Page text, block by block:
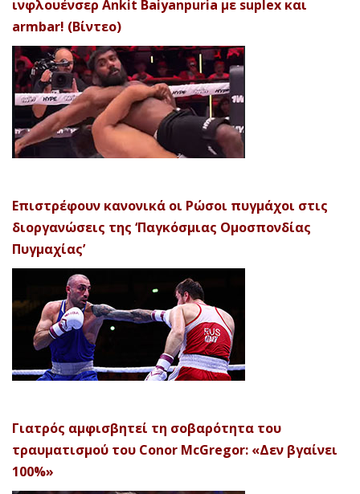
ινφλουένσερ Ankit Baiyanpuria με suplex και
armbar! (Βίντεο)
Επιστρέφουν κανονικά οι Ρώσοι πυγμάχοι στις
διοργανώσεις της ‘Παγκόσμιας Ομοσπονδίας
Πυγμαχίας’
Γιατρός αμφισβητεί τη σοβαρότητα του
τραυματισμού του Conor McGregor: «Δεν βγαίνει
100%»